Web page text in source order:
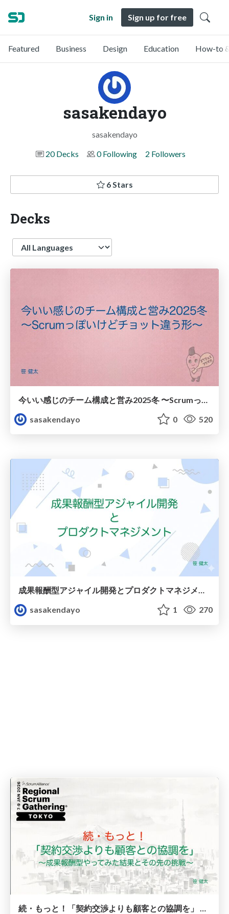
Sign in Sign up for free
Featured Business Design Education How-to
sasakendayo
sasakendayo
20 Decks
0 Following 2 Followers
6 Stars
Decks
Language
sasakendayo
0 520
成果報酬型アジャイル開発とプロダクトマネジメント
sasakendayo
1 270
続・もっと！「契約交渉よりも顧客との協調を」 〜成果報酬型やってみた結果とその先の挑戦〜